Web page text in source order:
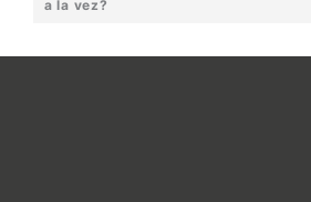
a la vez?